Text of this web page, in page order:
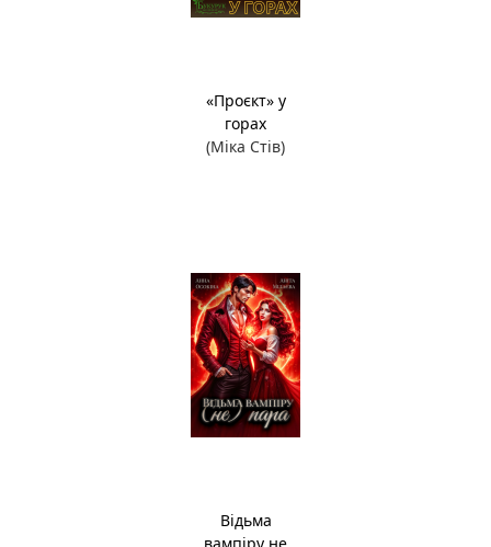
«Проєкт» у
горах
(Міка Стів)
Відьма